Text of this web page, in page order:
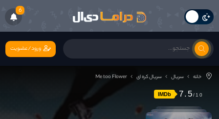
6
ورود/عضویت
خانه سریال سریال کره ای Me too Flower
IMDb 7.5